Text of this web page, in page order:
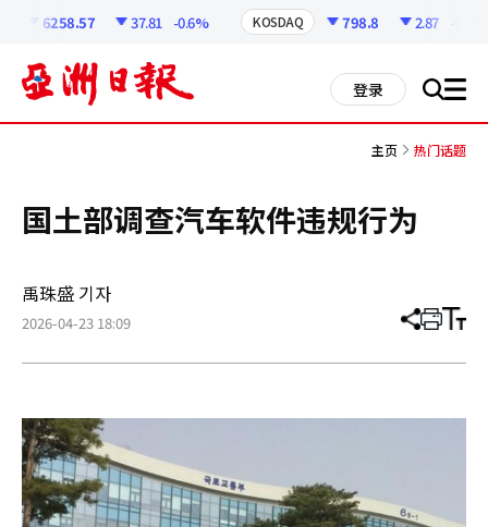
6258.57 37.81 -0.6% KOSDAQ 798.8 2.87
登录 搜 all
主页 热门话题
国土部调查汽车软件违规行为
禹珠盛 기자
2026-04-23 18:09 分
章
打 调
小